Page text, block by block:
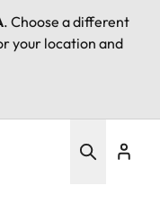
. Choose a different
your location and